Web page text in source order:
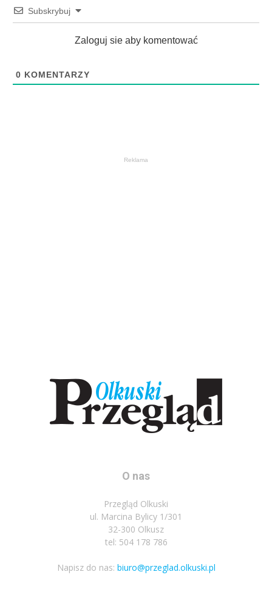
Subskrybuj
Zaloguj sie aby komentować
0 KOMENTARZY
Reklama
O nas
Przegląd Olkuski
ul. Marcina Bylicy 1/301
32-300 Olkusz
tel: 504 178 786
Napisz do nas: biuro@przeglad.olkuski.pl